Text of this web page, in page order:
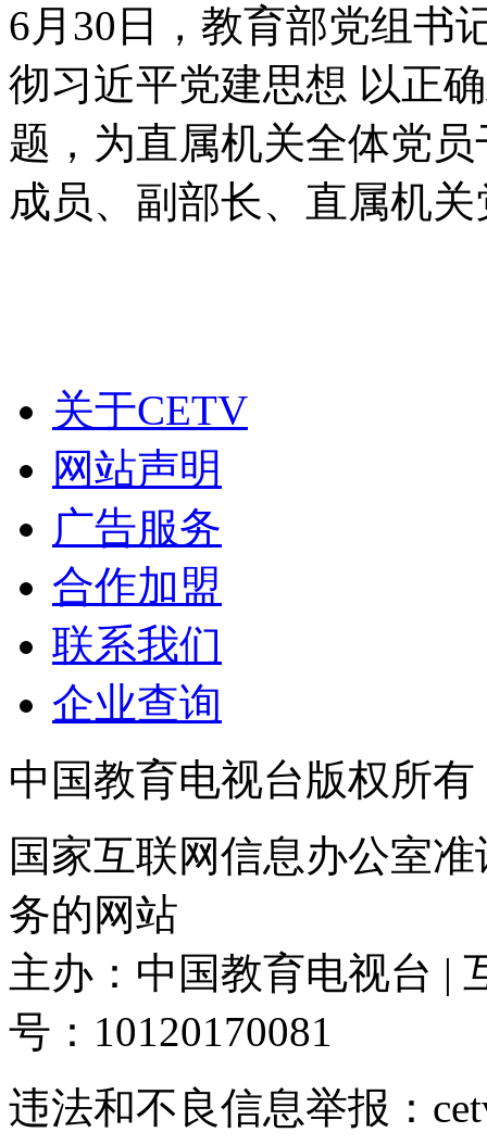
6月30日，教育部党组书
彻习近平党建思想 以正
题，为直属机关全体党
成员、副部长、直属机
关于CETV
网站声明
广告服务
合作加盟
联系我们
企业查询
中国教育电视台版权所有
国家互联网信息办公室
务的网站
主办：中国教育电视台 |
号：10120170081
违法和不良信息举报：